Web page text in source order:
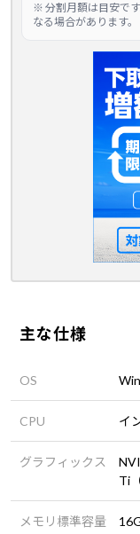
※ 分割月額は目安で
なる場合があります。
主な仕様
OS
CPU イ
グラフィックス
Ti
メモリ標準容量